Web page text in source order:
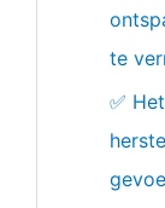
te
✅